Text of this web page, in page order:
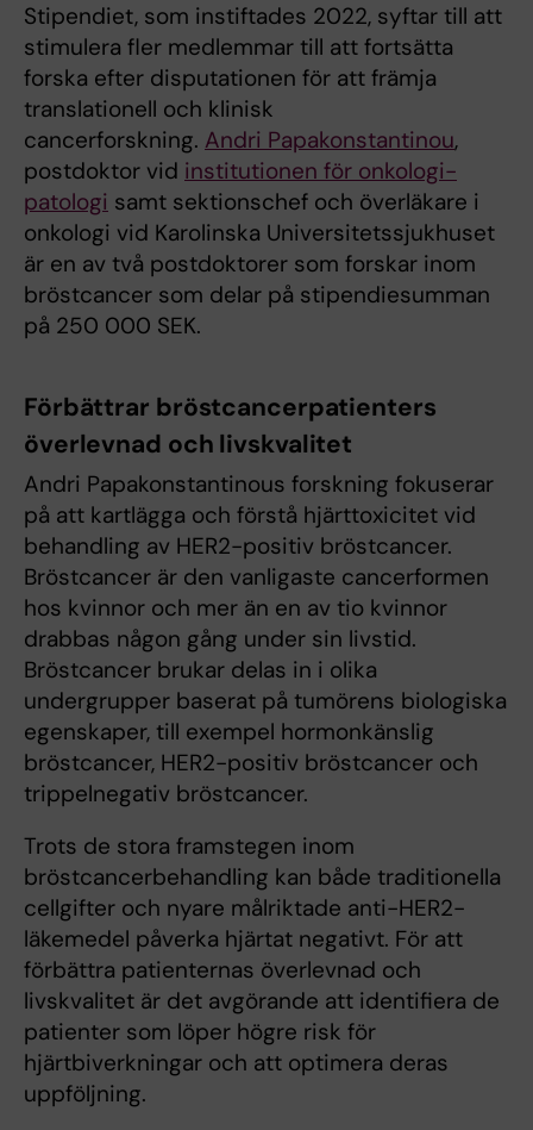
Stipendiet, som instiftades 2022, syftar till att
stimulera fler medlemmar till att fortsätta
forska efter disputationen för att främja
translationell och klinisk
cancerforskning. Andri Papakonstantinou,
postdoktor vid institutionen för onkologi-
patologi samt sektionschef och överläkare i
onkologi vid Karolinska Universitetssjukhuset
är en av två postdoktorer som forskar inom
bröstcancer som delar på stipendiesumman
på 250 000 SEK.
Förbättrar bröstcancerpatienters
överlevnad och livskvalitet
Andri Papakonstantinous forskning fokuserar
på att kartlägga och förstå hjärttoxicitet vid
behandling av HER2-positiv bröstcancer.
Bröstcancer är den vanligaste cancerformen
hos kvinnor och mer än en av tio kvinnor
drabbas någon gång under sin livstid.
Bröstcancer brukar delas in i olika
undergrupper baserat på tumörens biologiska
egenskaper, till exempel hormonkänslig
bröstcancer, HER2-positiv bröstcancer och
trippelnegativ bröstcancer.
Trots de stora framstegen inom
bröstcancerbehandling kan både traditionella
cellgifter och nyare målriktade anti-HER2-
läkemedel påverka hjärtat negativt. För att
förbättra patienternas överlevnad och
livskvalitet är det avgörande att identifiera de
patienter som löper högre risk för
hjärtbiverkningar och att optimera deras
uppföljning.